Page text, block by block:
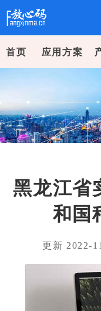
首页 应用方案
黑龙江省
和国
更新 2022-